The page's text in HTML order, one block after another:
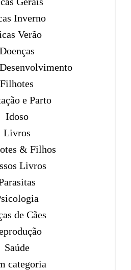
Inverno
Verão
Doenças
Filhotes
e Parto
Idoso
Livros
& Filhos
Livros
de Cães
Saúde
categoria